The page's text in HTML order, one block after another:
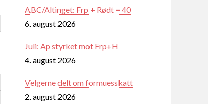
ABC/Altinget: Frp + Rødt = 40
6. august 2026
Juli: Ap styrket mot Frp+H
4. august 2026
Velgerne delt om formuesskatt
2. august 2026